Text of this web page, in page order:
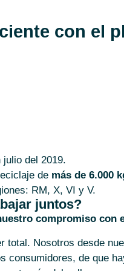
con el
del 2019.
de más de 6.000
RM, X, VI y V.
juntos?
compromiso con
total. Nosotros desde
de que